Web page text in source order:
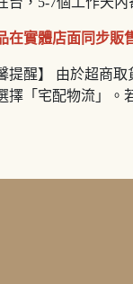
在實體店面同步販
提醒】 由於超商
擇「宅配物流」。